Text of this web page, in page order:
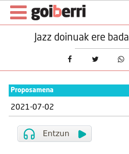
Jazz doinuak ere
Proposamena
2021-07-02